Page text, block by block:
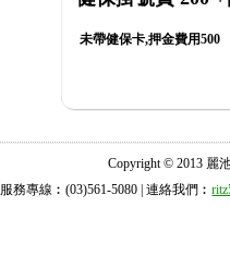
未帶健保卡,押金費用500
Copyright © 2013 麗
服務專線︰(03)561-5080 | 連絡我們︰